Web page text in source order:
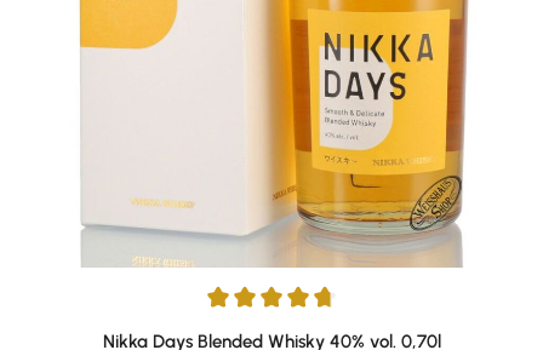
Average rating of 4.82 out of 5 stars
Nikka Days Blended Whisky 40% vol. 0,70l